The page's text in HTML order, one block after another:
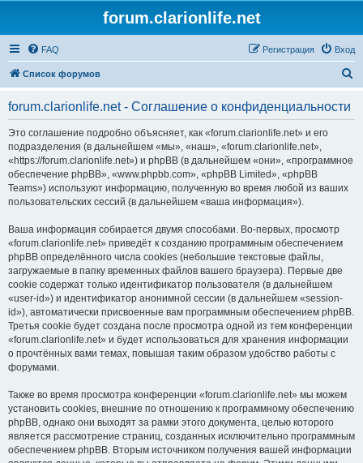
forum.clarionlife.net
FAQ Вход
Регистрация
Список форумов
forum.clarionlife.net - Соглашение о конфиденциальности
Это соглашение подробно объясняет, как «forum.clarionlife.net» и его
подразделения (в дальнейшем «мы», «наш», «forum.clarionlife.net»,
«https://forum.clarionlife.net») и phpBB (в дальнейшем «они», «программное
обеспечение phpBB», «www.phpbb.com», «phpBB Limited», «phpBB
Teams») используют информацию, полученную во время любой из ваших
пользовательских сессий (в дальнейшем «ваша информация»).
Ваша информация собирается двумя способами. Во-первых, просмотр
«forum.clarionlife.net» приведёт к созданию программным обеспечением
phpBB определённого числа cookies (небольшие текстовые файлы,
загружаемые в папку временных файлов вашего браузера). Первые две
cookie содержат только идентификатор пользователя (в дальнейшем
«user-id») и идентификатор анонимной сессии (в дальнейшем «session-
id»), автоматически присвоенные вам программным обеспечением phpBB.
Третья cookie будет создана после просмотра одной из тем конференции
«forum.clarionlife.net» и будет использоваться для хранения информации
о прочтённых вами темах, повышая таким образом удобство работы с
форумами.
Также во время просмотра конференции «forum.clarionlife.net» мы можем
установить cookies, внешние по отношению к программному обеспечению
phpBB, однако они выходят за рамки этого документа, целью которого
является рассмотрение страниц, созданных исключительно программным
обеспечением phpBB. Вторым источником получения вашей информации